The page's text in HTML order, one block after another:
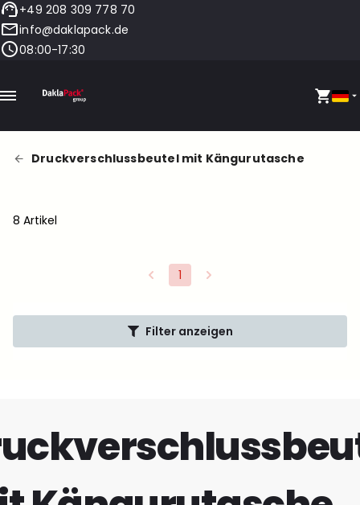
+49 208 309 778 70
info@daklapack.de
08:00-17:30
Druckverschlussbeutel mit Kängurutasche
8 Artikel
1
Filter anzeigen